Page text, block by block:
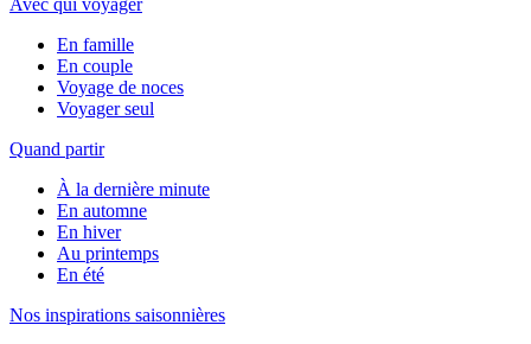
Avec qui voyager
En famille
En couple
Voyage de noces
Voyager seul
Quand partir
À la dernière minute
En automne
En hiver
Au printemps
En été
Nos inspirations saisonnières